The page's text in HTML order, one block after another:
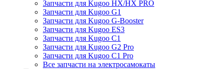
Запчасти для Kugoo HX/HX PRO
Запчасти для Kugoo G1
Запчасти для Kugoo G-Booster
Запчасти для Kugoo ES3
Запчасти для Kugoo C1
Запчасти для Kugoo G2 Pro
Запчасти для Kugoo C1 Pro
Все запчасти на электросамокаты